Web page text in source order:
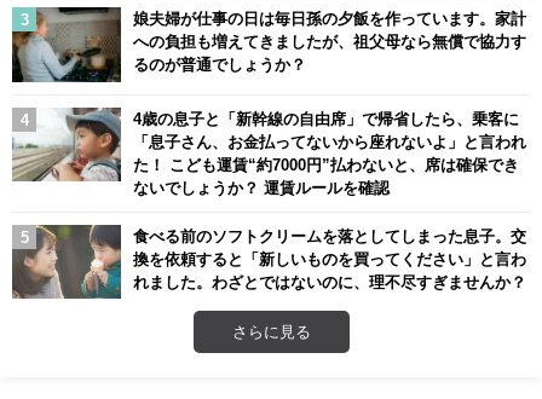
娘夫婦が仕事の日は毎日孫の夕飯を作っています。家計
への負担も増えてきましたが、祖父母なら無償で協力す
るのが普通でしょうか？
4歳の息子と「新幹線の自由席」で帰省したら、乗客に
「息子さん、お金払ってないから座れないよ」と言われ
た！ こども運賃“約7000円”払わないと、席は確保でき
ないでしょうか？ 運賃ルールを確認
食べる前のソフトクリームを落としてしまった息子。交
換を依頼すると「新しいものを買ってください」と言わ
れました。わざとではないのに、理不尽すぎませんか？
さらに見る